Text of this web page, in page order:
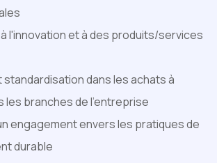
l'innovation et à des produits/services
dans les achats à
les branches de l'entreprise
engagement envers les pratiques de
durable